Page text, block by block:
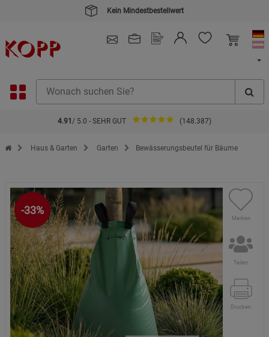
Kein Mindestbestellwert
4.91 / 5.0 - SEHR GUT (148.387)
Zur Startseite des Kopp Verlag Online-Shop
Haus & Garten Garten Bewässerungsbeutel für Bäume
-33%
Merken
Teilen
Drucken